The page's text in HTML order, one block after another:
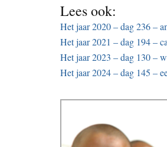
Lees ook:
Het jaar 2020 – dag 236 –
Het jaar 2021 – dag 194 –
Het jaar 2023 – dag 130 –
Het jaar 2024 – dag 145 –